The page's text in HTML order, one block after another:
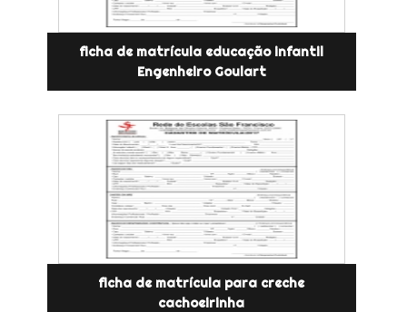
ficha de matrícula educação infantil
Engenheiro Goulart
ficha de matrícula para creche
cachoeirinha